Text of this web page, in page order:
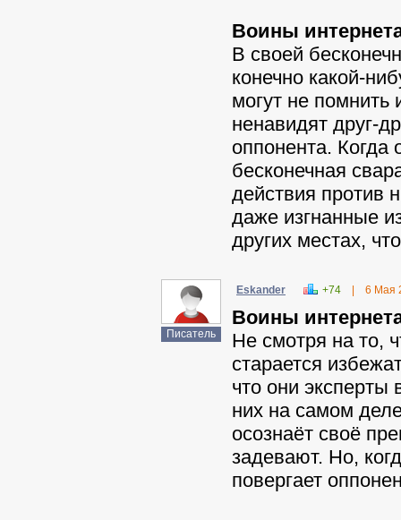
Воины
В своей
конечно какой-
могут не помнить
ненавидят друг-
оппонента. Когда
бесконечная
действия против
даже изгнанные
других местах,
Писатель
Eskander +74 6 Мая
Воины
Не смотря на то,
старается
что они эксперты
них на самом
осознаёт своё
задевают. Но,
повергает